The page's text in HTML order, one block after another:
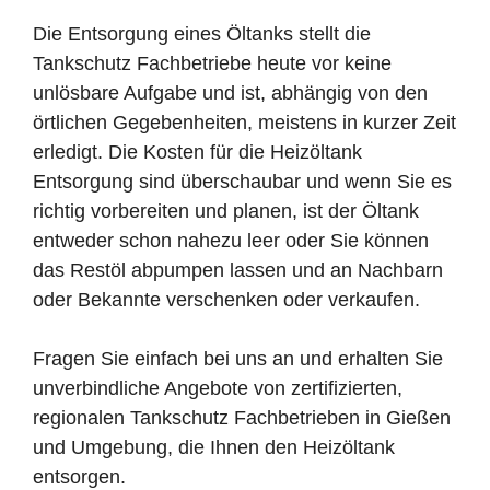
Die Entsorgung eines Öltanks stellt die
Tankschutz Fachbetriebe heute vor keine
unlösbare Aufgabe und ist, abhängig von den
örtlichen Gegebenheiten, meistens in kurzer Zeit
erledigt. Die Kosten für die Heizöltank
Entsorgung sind überschaubar und wenn Sie es
richtig vorbereiten und planen, ist der Öltank
entweder schon nahezu leer oder Sie können
das Restöl abpumpen lassen und an Nachbarn
oder Bekannte verschenken oder verkaufen.
Fragen Sie einfach bei uns an und erhalten Sie
unverbindliche Angebote von zertifizierten,
regionalen Tankschutz Fachbetrieben in Gießen
und Umgebung, die Ihnen den Heizöltank
entsorgen.